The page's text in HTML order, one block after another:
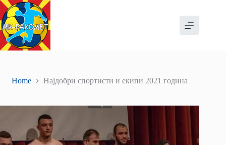
Skip
to
content
Home Најдобри спортисти и екипи 2021 година